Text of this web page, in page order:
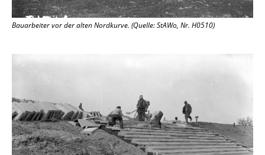
Bauarbeiter vor der alten Nordkurve. (Quelle: StAWo, Nr. H0510)